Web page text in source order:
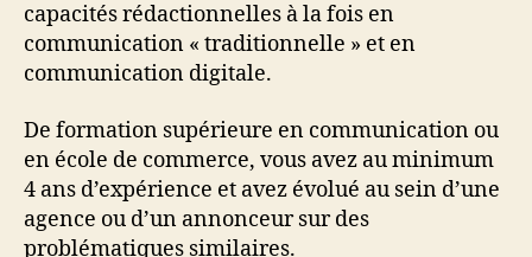
capacités rédactionnelles à la fois en
communication « traditionnelle » et en
communication digitale.
De formation supérieure en communication ou
en école de commerce, vous avez au minimum
4 ans d’expérience et avez évolué au sein d’une
agence ou d’un annonceur sur des
problématiques similaires.